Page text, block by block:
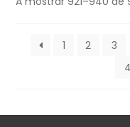
1 2 3